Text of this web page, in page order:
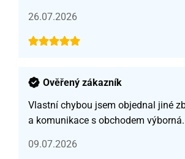
26.07.2026
Ověřený zákazník
Vlastní chybou jsem objednal jiné
a komunikace s obchodem výborná.
09.07.2026